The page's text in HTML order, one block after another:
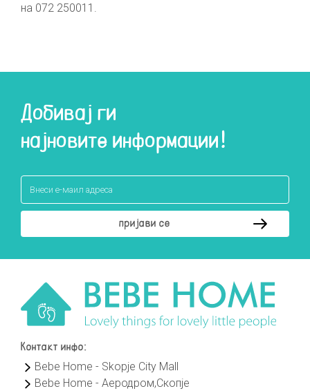
на 072 250011.
Добивај ги
најновите информации!
Контакт инфо:
Bebe Home - Skopje City Mall
Bebe Home - Аеродром,Скопје